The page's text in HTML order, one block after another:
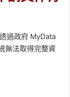
過政府 MyData
無法取得完整資